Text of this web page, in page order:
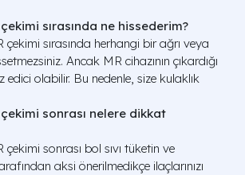
sırasında ne hissederim?
çekimi sırasında herhangi bir ağrı veya
Ancak MR cihazının çıkardığı
edici olabilir. Bu nedenle, size kulaklık
sonrası nelere dikkat
çekimi sonrası bol sıvı tüketin ve
aksi önerilmedikçe ilaçlarınızı